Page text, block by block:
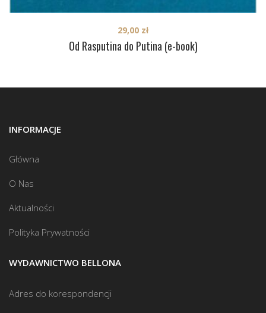
Od Rasputina do Putina (e-book)
29,00 zł
INFORMACJE
Główna
O Nas
Aktualności
Polityka Prywatności
WYDAWNICTWO BELLONA
Adres do korespondencji